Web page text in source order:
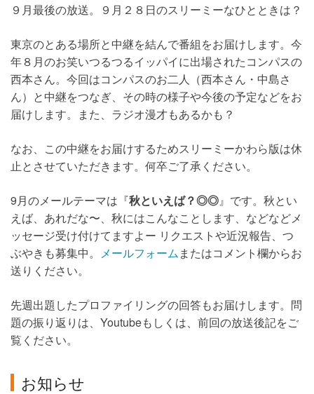
９月最後の放送。９月２８日のスリーミーなひとときは？
東京のとある場所と中継を結んで番組をお届けします。今
年８月のお笑いつるつるイッパイに出場されたコンパスの
西本さん。今回はコンパスのお二人（西本さん・中島さ
ん）と中継をつなぎ、その時の様子や今後の予定などをお
届けします。また、ラジオ漫才もあるかも？
なお、この中継をお届けするためスリーミーかわら版は休
止とさせていただきます。何卒ご了承ください。
9月のメールテーマは『秋といえば？◎◎』です。秋とい
えば、あれだな〜、秋にはこんなことします、などなどメ
ッセージ受け付けてますよー リクエストや近況報告、つ
ぶやきも募集中。 メールフォームまたはコメント欄からお
送りください。
先週出題したプロファイリングの回答もお届けします。問
題の振り返りは、Youtubeもしくは、前回の放送後記をご
覧ください。
お知らせ